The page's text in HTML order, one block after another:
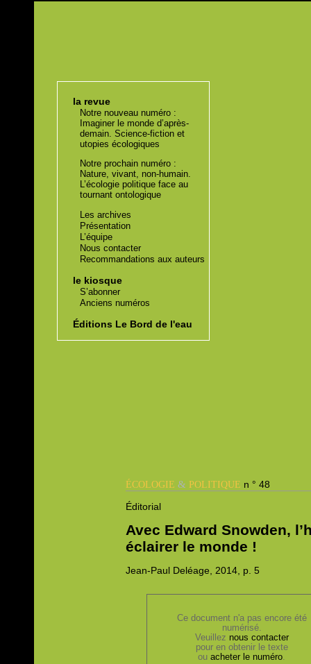
la revue
Notre nouveau numéro :
Imaginer le monde d’après-
demain. Science-fiction et
utopies écologiques
Notre prochain numéro :
Nature, vivant, non-humain.
L’écologie politique face au
tournant ontologique
Les archives
Présentation
L’équipe
Nous contacter
Recommandations aux auteurs
le kiosque
S’abonner
Anciens numéros
Éditions Le Bord de l'eau
ÉCOLOGIE& POLITIQUE n ° 48
Éditorial
Avec Edward Snowden,
éclairer le monde !
Jean-Paul Deléage, 2014, p. 5
Ce document n'a pas encore été
numérisé.
Veuillez nous contacter
pour en obtenir le texte
ouacheter le numéro.